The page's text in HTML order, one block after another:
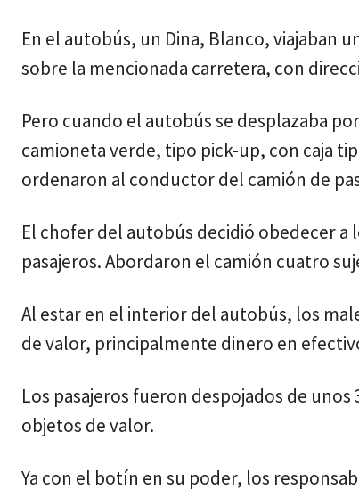
En el autobús, un Dina, Blanco, viajaban
sobre la mencionada carretera, con
Pero cuando el autobús se desplazaba
camioneta verde, tipo pick-up, con caja
ordenaron al conductor del camión de
El chofer del autobús decidió obedecer a
pasajeros. Abordaron el camión cuatro
Al estar en el interior del autobús, los
de valor, principalmente dinero en
Los pasajeros fueron despojados de
objetos de valor.
Ya con el botín en su poder, los